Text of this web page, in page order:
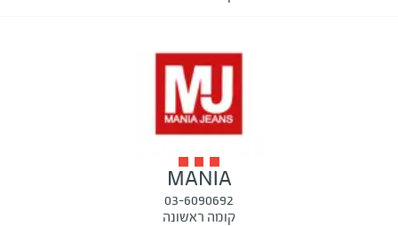
MANIA
03-6090692
קומה ראשונה